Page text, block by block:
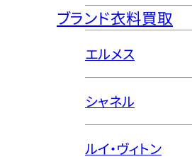
ブランド衣料買取
エルメス
シャネル
ルイ・ヴィトン